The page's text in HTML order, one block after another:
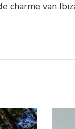
charme van